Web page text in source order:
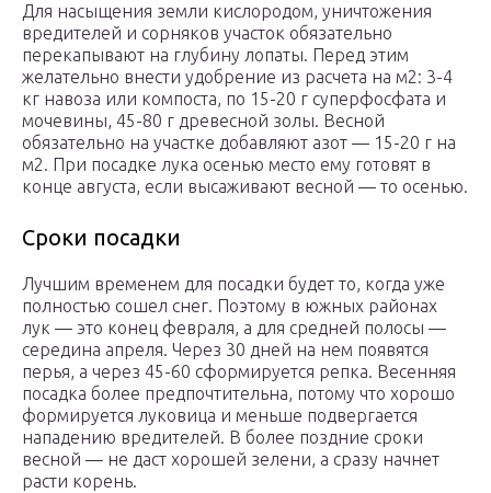
Для насыщения земли кислородом, уничтожения
вредителей и сорняков участок обязательно
перекапывают на глубину лопаты. Перед этим
желательно внести удобрение из расчета на м2: 3-4
кг навоза или компоста, по 15-20 г суперфосфата и
мочевины, 45-80 г древесной золы. Весной
обязательно на участке добавляют азот — 15-20 г на
м2. При посадке лука осенью место ему готовят в
конце августа, если высаживают весной — то осенью.
Сроки посадки
Лучшим временем для посадки будет то, когда уже
полностью сошел снег. Поэтому в южных районах
лук — это конец февраля, а для средней полосы —
середина апреля. Через 30 дней на нем появятся
перья, а через 45-60 сформируется репка. Весенняя
посадка более предпочтительна, потому что хорошо
формируется луковица и меньше подвергается
нападению вредителей. В более поздние сроки
весной — не даст хорошей зелени, а сразу начнет
расти корень.